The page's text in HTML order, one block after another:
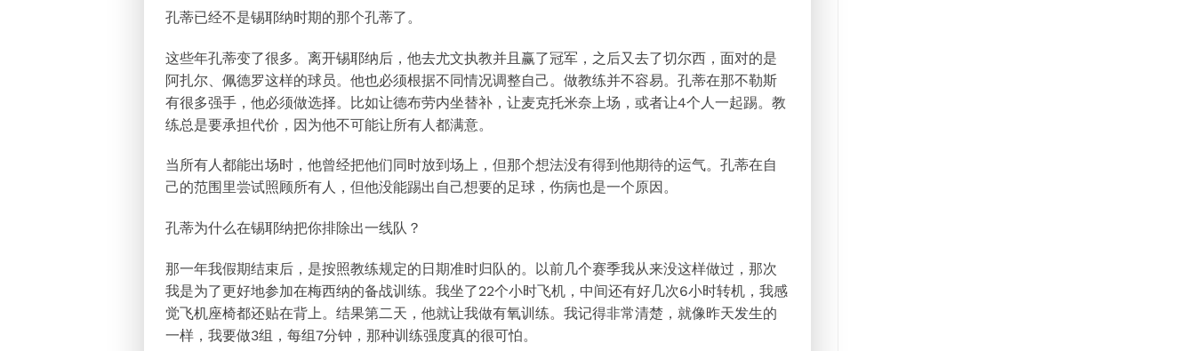
孔蒂已经不是锡耶纳时期的那个孔蒂了。
这些年孔蒂变了很多。离开锡耶纳后，他去尤文执教并且赢了冠军，之后又去了切尔西，面对的是
阿扎尔、佩德罗这样的球员。他也必须根据不同情况调整自己。做教练并不容易。孔蒂在那不勒斯
有很多强手，他必须做选择。比如让德布劳内坐替补，让麦克托米奈上场，或者让4个人一起踢。教
练总是要承担代价，因为他不可能让所有人都满意。
当所有人都能出场时，他曾经把他们同时放到场上，但那个想法没有得到他期待的运气。孔蒂在自
己的范围里尝试照顾所有人，但他没能踢出自己想要的足球，伤病也是一个原因。
孔蒂为什么在锡耶纳把你排除出一线队？
那一年我假期结束后，是按照教练规定的日期准时归队的。以前几个赛季我从来没这样做过，那次
我是为了更好地参加在梅西纳的备战训练。我坐了22个小时飞机，中间还有好几次6小时转机，我感
觉飞机座椅都还贴在背上。结果第二天，他就让我做有氧训练。我记得非常清楚，就像昨天发生的
一样，我要做3组，每组7分钟，那种训练强度真的很可怕。